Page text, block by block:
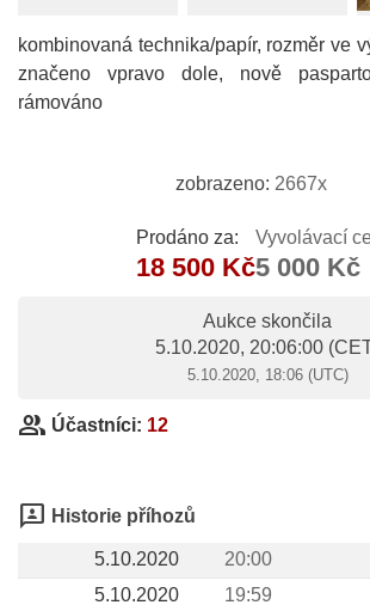
kombinovaná technika/papír, rozměr ve
značeno vpravo dole, nově
rámováno
zobrazeno: 2667x
Prodáno za:
18 500 Kč
Vyvolávací
5 000 Kč
Aukce skončila
5.10.2020, 20:06:00
5.10.2020, 18:06 (UTC)
group Účastníci: 12
3p Historie příhozů
5.10.2020 20:00
5.10.2020
19:59